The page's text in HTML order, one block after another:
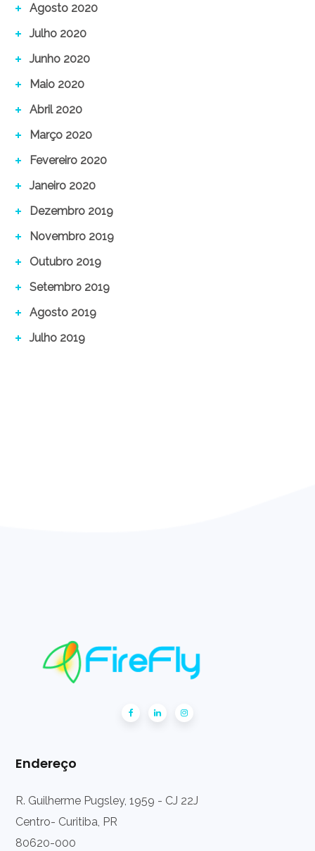
Agosto 2020
Julho 2020
Junho 2020
Maio 2020
Abril 2020
Março 2020
Fevereiro 2020
Janeiro 2020
Dezembro 2019
Novembro 2019
Outubro 2019
Setembro 2019
Agosto 2019
Julho 2019
Endereço
R. Guilherme Pugsley, 1959 - CJ 22J
Centro- Curitiba, PR
80620-000